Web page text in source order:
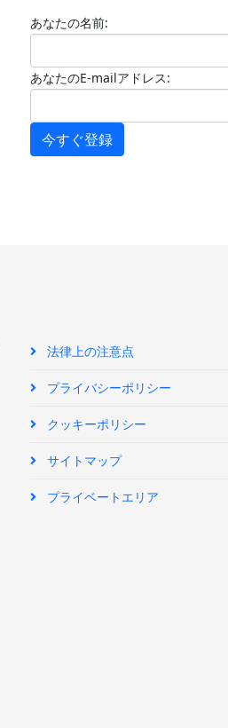
あなたの名前:
あなたのE-mailアドレス:
今すぐ登録
法律上の注意点
プライバシーポリシー
クッキーポリシー
サイトマップ
プライベートエリア